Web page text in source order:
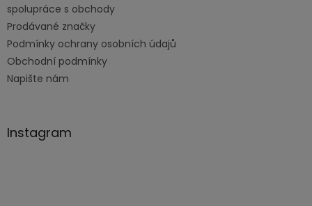
spolupráce s obchody
Prodávané značky
Podmínky ochrany osobních údajů
Obchodní podmínky
Napište nám
Instagram